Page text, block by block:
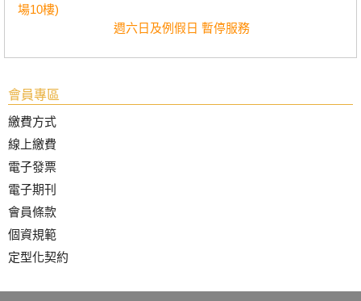
場10樓)
週六日及例假日 暫停服務
會員專區
繳費方式
線上繳費
電子發票
電子期刊
會員條款
個資規範
定型化契約